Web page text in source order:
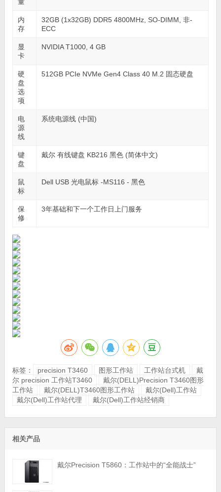
内
存
32GB (1x32GB) DDR5 4800MHz, SO-DIMM, 非-
ECC
显
卡
NVIDIA T1000, 4 GB
硬
盘
选
项
512GB PCIe NVMe Gen4 Class 40 M.2 固态硬盘
电
源
线
系统电源线 (中国)
键
盘
戴尔 有线键盘 KB216 黑色 (简体中文)
鼠
标
Dell USB 光电鼠标 -MS116 - 黑色
保
修
3年基础和下一个工作日上门服务
标签： precision T3460 图形工作站 工作站台式机
戴
尔 precision 工作站T3460
戴尔(DELL)Precision T3460图形
工作站
戴尔(DELL)T3460图形工作站
戴尔(Dell)工作站
戴尔(Dell)工作站代理
戴尔(Dell)工作站经销商
相关产品
戴尔Precision T5860：工作站中的“全能战士”